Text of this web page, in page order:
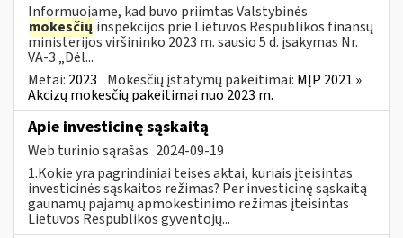
Informuojame, kad buvo priimtas Valstybinės
mokesčių inspekcijos prie Lietuvos Respublikos finansų
ministerijos viršininko 2023 m. sausio 5 d. įsakymas Nr.
VA-3 „Dėl...
Metai: 2023 Mokesčių įstatymų pakeitimai: MĮP 2021 »
Akcizų mokesčių pakeitimai nuo 2023 m.
Apie investicinę sąskaitą
Web turinio sąrašas 2024-09-19
1.Kokie yra pagrindiniai teisės aktai, kuriais įteisintas
investicinės sąskaitos režimas? Per investicinę sąskaitą
gaunamų pajamų apmokestinimo režimas įteisintas
Lietuvos Respublikos gyventojų...